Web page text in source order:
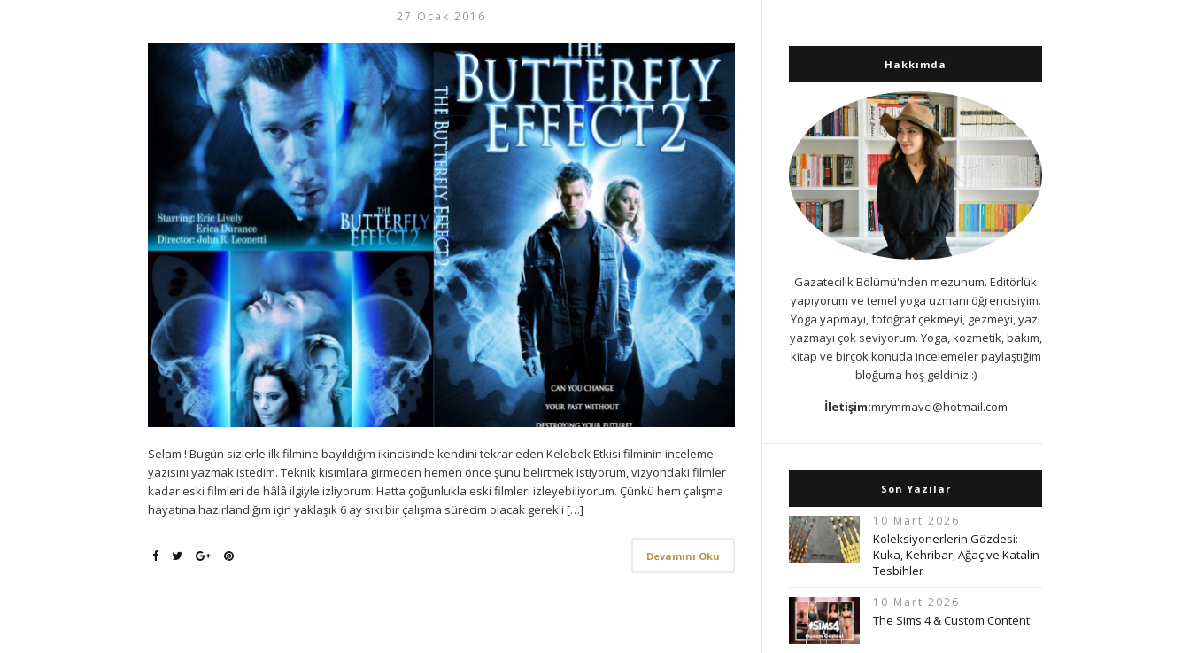
27 Ocak 2016
Selam ! Bugün sizlerle ilk filmine bayıldığım ikincisinde kendini tekrar eden Kelebek Etkisi filminin inceleme
yazısını yazmak istedim. Teknik kısımlara girmeden hemen önce şunu belirtmek istiyorum, vizyondaki filmler
kadar eski filmleri de hâlâ ilgiyle izliyorum. Hatta çoğunlukla eski filmleri izleyebiliyorum. Çünkü hem çalışma
hayatına hazırlandığım için yaklaşık 6 ay sıkı bir çalışma sürecim olacak gerekli […]
Devamını Oku
Hakkımda
Gazatecilik Bölümü'nden mezunum. Editörlük
yapıyorum ve temel yoga uzmanı öğrencisiyim.
Yoga yapmayı, fotoğraf çekmeyi, gezmeyi, yazı
yazmayı çok seviyorum. Yoga, kozmetik, bakım,
kitap ve birçok konuda incelemeler paylaştığım
bloğuma hoş geldiniz :)
İletişim:mrymmavci@hotmail.com
Son Yazılar
10 Mart 2026
Koleksiyonerlerin Gözdesi:
Kuka, Kehribar, Ağaç ve Katalin
Tesbihler
10 Mart 2026
The Sims 4 & Custom Content